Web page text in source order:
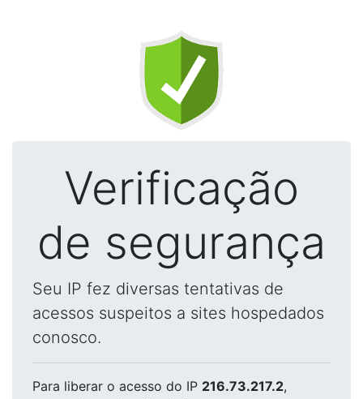
Verificação
de segurança
Seu IP fez diversas tentativas de
acessos suspeitos a sites hospedados
conosco.
Para liberar o acesso do IP 216.73.217.2,